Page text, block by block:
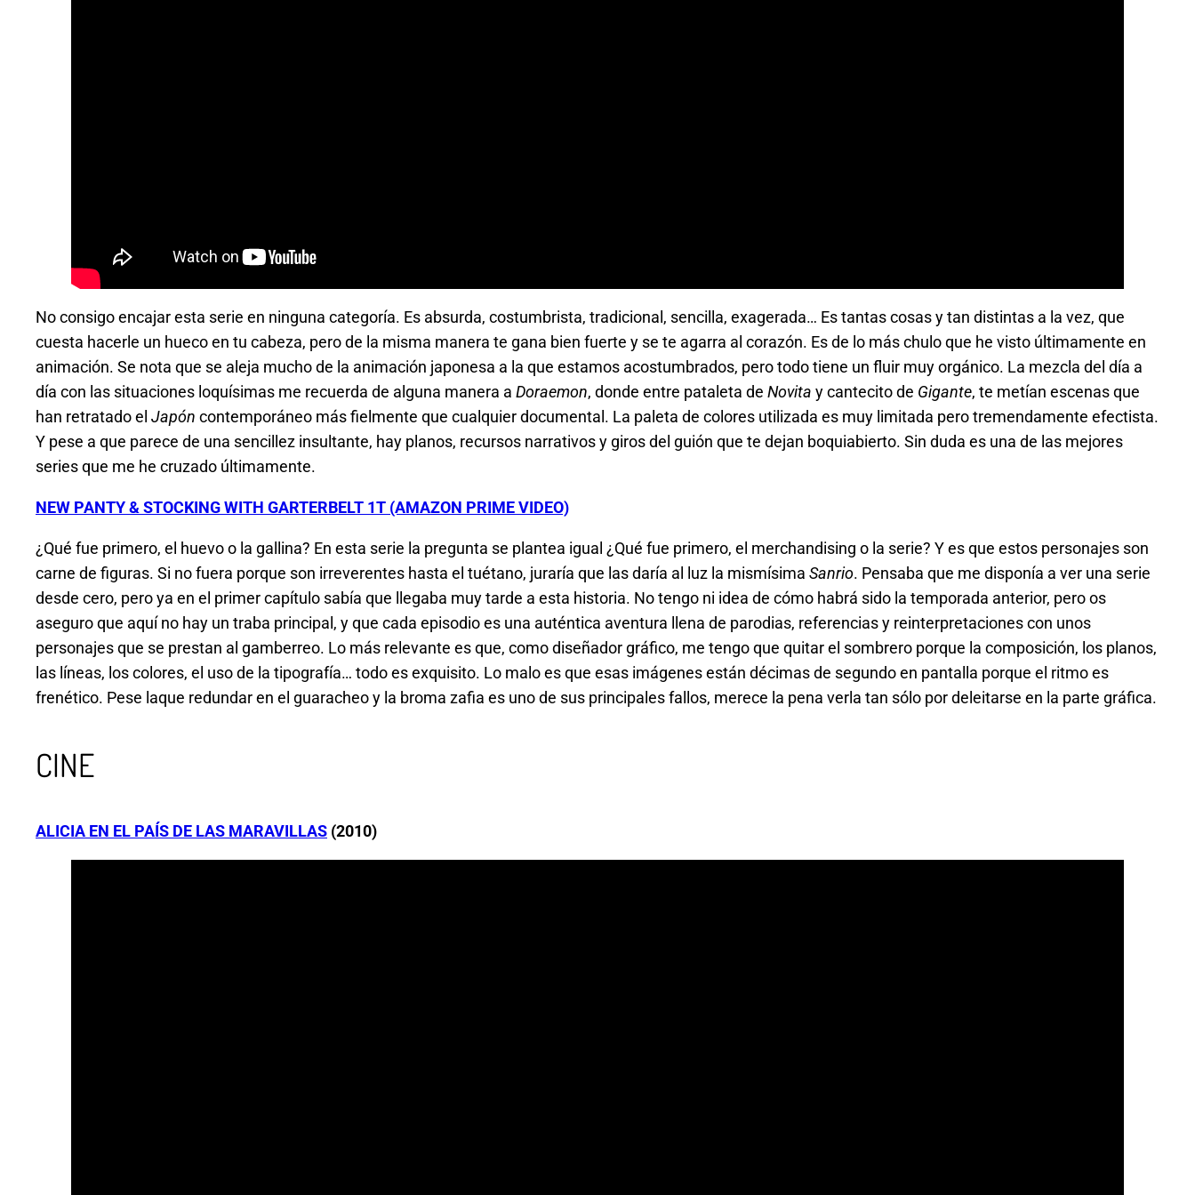
No consigo encajar esta serie en ninguna categoría. Es absurda, costumbrista, tradicional, sencilla, exagerada… Es tantas cosas y tan distintas a la vez, que
cuesta hacerle un hueco en tu cabeza, pero de la misma manera te gana bien fuerte y se te agarra al corazón. Es de lo más chulo que he visto últimamente en
animación. Se nota que se aleja mucho de la animación japonesa a la que estamos acostumbrados, pero todo tiene un fluir muy orgánico. La mezcla del día a
día con las situaciones loquísimas me recuerda de alguna manera a Doraemon, donde entre pataleta de Novita y cantecito de Gigante, te metían escenas que
han retratado el Japón contemporáneo más fielmente que cualquier documental. La paleta de colores utilizada es muy limitada pero tremendamente efectista.
Y pese a que parece de una sencillez insultante, hay planos, recursos narrativos y giros del guión que te dejan boquiabierto. Sin duda es una de las mejores
series que me he cruzado últimamente.
NEW PANTY & STOCKING WITH GARTERBELT 1T (AMAZON PRIME VIDEO)
¿Qué fue primero, el huevo o la gallina? En esta serie la pregunta se plantea igual ¿Qué fue primero, el merchandising o la serie? Y es que estos personajes son
carne de figuras. Si no fuera porque son irreverentes hasta el tuétano, juraría que las daría al luz la mismísima Sanrio. Pensaba que me disponía a ver una serie
desde cero, pero ya en el primer capítulo sabía que llegaba muy tarde a esta historia. No tengo ni idea de cómo habrá sido la temporada anterior, pero os
aseguro que aquí no hay un traba principal, y que cada episodio es una auténtica aventura llena de parodias, referencias y reinterpretaciones con unos
personajes que se prestan al gamberreo. Lo más relevante es que, como diseñador gráfico, me tengo que quitar el sombrero porque la composición, los planos,
las líneas, los colores, el uso de la tipografía… todo es exquisito. Lo malo es que esas imágenes están décimas de segundo en pantalla porque el ritmo es
frenético. Pese laque redundar en el guaracheo y la broma zafia es uno de sus principales fallos, merece la pena verla tan sólo por deleitarse en la parte gráfica.
CINE
ALICIA EN EL PAÍS DE LAS MARAVILLAS (2010)